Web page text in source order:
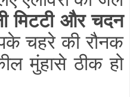
मिटटी और चदन
चहरे की रौनक
मुंहासे ठीक हो